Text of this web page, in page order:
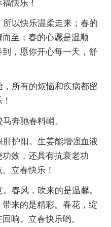
快乐！
以快乐温柔走来；春的
至；春的心愿是温顺
，愿你开心每一天，舒
所有的烦恼和疾病都留
奔驰春料峭。
护阳。生姜能增强血液
效，还具有抗衰老功
立春快乐！
春风，吹来的是温馨。
来的是精彩。春花，绽
响。立春快乐哟。